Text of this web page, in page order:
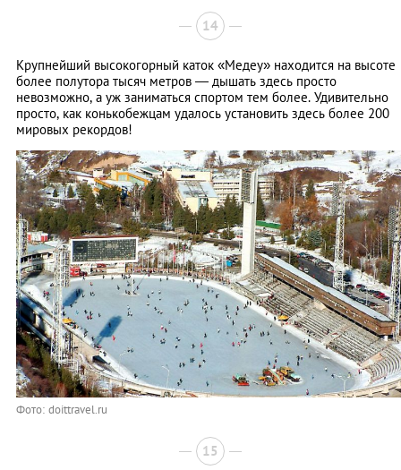
14
Крупнейший высокогорный каток «Медеу» находится на высоте
более полутора тысяч метров — дышать здесь просто
невозможно, а уж заниматься спортом тем более. Удивительно
просто, как конькобежцам удалось установить здесь более 200
мировых рекордов!
Фото: doittravel.ru
15